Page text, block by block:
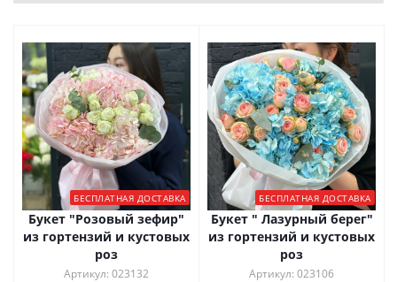
БЕСПЛАТНАЯ ДОСТАВКА
Букет "Розовый зефир"
из гортензий и кустовых
роз
Артикул: 023132
БЕСПЛАТНАЯ ДОСТАВКА
Букет " Лазурный берег"
из гортензий и кустовых
роз
Артикул: 023106